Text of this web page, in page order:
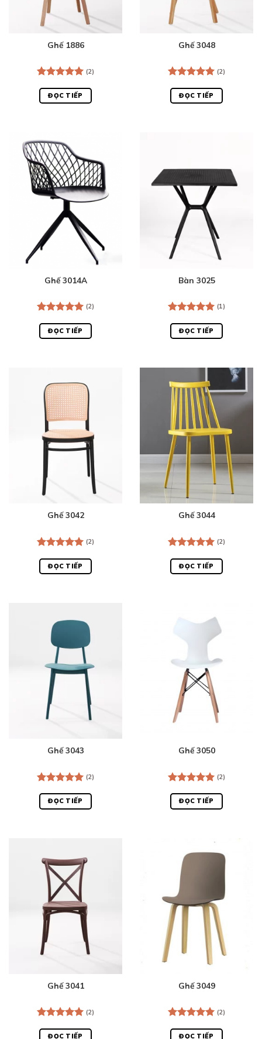
Ghế 1886
hạng5.00
5 sao
(2)
ĐỌC TIẾP
Ghế 3048
hạng5.00
5 sao
(2)
ĐỌC TIẾP
Ghế 3014A
hạng5.00
5 sao
(2)
ĐỌC TIẾP
Bàn 3025
hạng5.00
5 sao
(1)
ĐỌC TIẾP
Ghế 3042
hạng5.00
5 sao
(2)
ĐỌC TIẾP
Ghế 3044
hạng5.00
5 sao
(2)
ĐỌC TIẾP
Ghế 3043
hạng5.00
5 sao
(2)
ĐỌC TIẾP
Ghế 3050
hạng5.00
5 sao
(2)
ĐỌC TIẾP
Ghế 3041
hạng5.00
(2)
ĐỌC TIẾP
Ghế 3049
hạng5.00
(2)
ĐỌC TIẾP